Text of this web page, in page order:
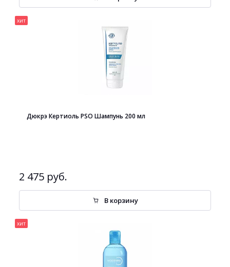
хит
Дюкрэ Кертиоль PSO Шампунь 200 мл
2 475 руб.
В корзину
хит